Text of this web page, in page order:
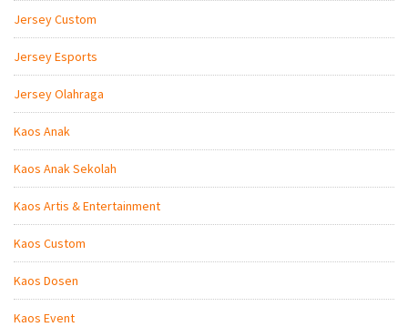
Jersey Custom
Jersey Esports
Jersey Olahraga
Kaos Anak
Kaos Anak Sekolah
Kaos Artis & Entertainment
Kaos Custom
Kaos Dosen
Kaos Event